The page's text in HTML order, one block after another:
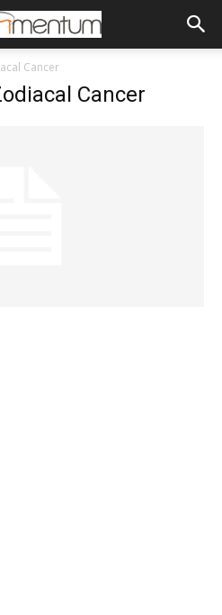
Cancer
Cancer